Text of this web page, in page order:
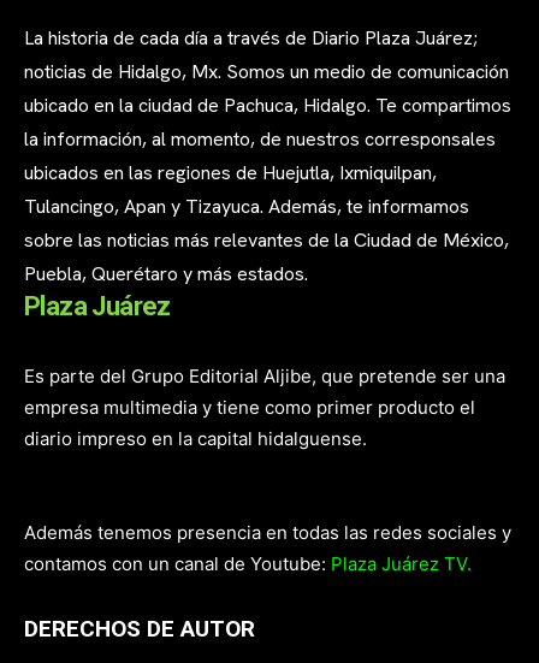
La historia de cada día a través de Diario Plaza Juárez;
noticias de Hidalgo, Mx. Somos un medio de comunicación
ubicado en la ciudad de Pachuca, Hidalgo. Te compartimos
la información, al momento, de nuestros corresponsales
ubicados en las regiones de Huejutla, Ixmiquilpan,
Tulancingo, Apan y Tizayuca. Además, te informamos
sobre las noticias más relevantes de la Ciudad de México,
Puebla, Querétaro y más estados.
Plaza Juárez
Es parte del Grupo Editorial Aljibe, que pretende ser una
empresa multimedia y tiene como primer producto el
diario impreso en la capital hidalguense.
Además tenemos presencia en todas las redes sociales y
contamos con un canal de Youtube: Plaza Juárez TV.
DERECHOS DE AUTOR